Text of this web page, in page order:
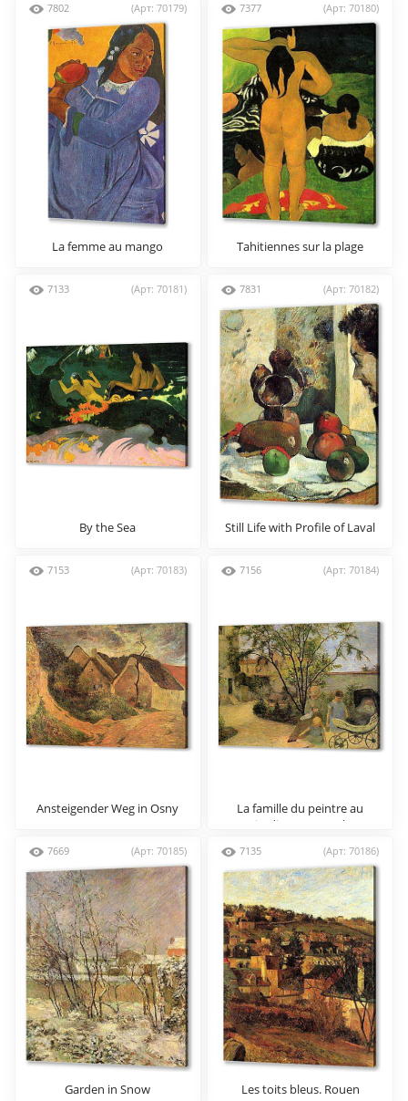
7802 (Арт: 70179)
La femme au mango
7377 (Арт: 70180)
Tahitiennes sur la plage
7133 (Арт: 70181)
By the Sea
7831 (Арт: 70182)
Still Life with Profile of Laval
7153 (Арт: 70183)
Ansteigender Weg in Osny
7156 (Арт: 70184)
La famille du peintre au
jardin, rue Carcel
7669 (Арт: 70185)
Garden in Snow
7135 (Арт: 70186)
Les toits bleus. Rouen